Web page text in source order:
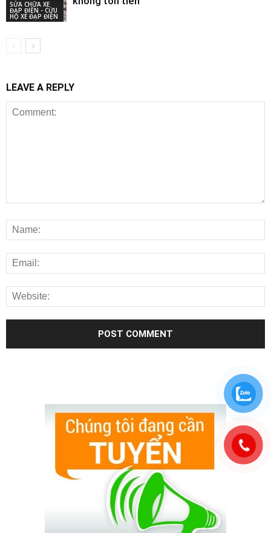
SỬA CHỮA XE
ĐẠP ĐIỆN - CỨU
HỘ XE ĐẠP ĐIỆN
LEAVE A REPLY